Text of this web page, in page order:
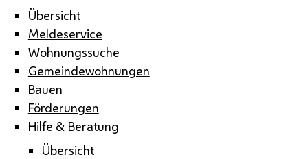
Übersicht
Meldeservice
Wohnungssuche
Gemeindewohnungen
Bauen
Förderungen
Hilfe & Beratung
Übersicht